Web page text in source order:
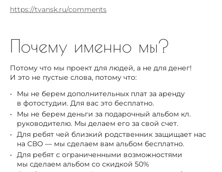
https://tvansk.ru/comments
Почему именно мы?
Потому что мы проект для людей, а не для денег!
И это не пустые слова, потому что:
Мы не берем дополнительных плат за аренду
в фотостудии. Для вас это бесплатно.
Мы не берем деньги за подарочный альбом кл.
руководителю. Мы делаем его за свой счет.
Для ребят чей близкий родственник защищает нас
на СВО — мы сделаем вам альбом бесплатно.
Для ребят с ограниченными возможностями
мы сделаем альбом со скидкой 50%